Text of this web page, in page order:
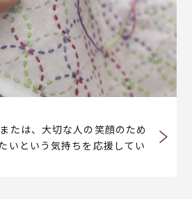
たは、大切な人の笑顔のため
いという気持ちを応援してい